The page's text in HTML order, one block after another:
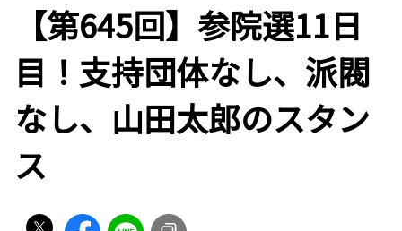
【第645回】参院選11日
目！支持団体なし、派閥
なし、山田太郎のスタン
ス